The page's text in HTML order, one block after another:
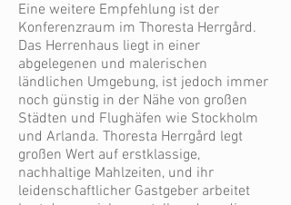
Eine weitere Empfehlung ist der
Konferenzraum im Thoresta Herrgård.
Das Herrenhaus liegt in einer
abgelegenen und malerischen
ländlichen Umgebung, ist jedoch immer
noch günstig in der Nähe von großen
Städten und Flughäfen wie Stockholm
und Arlanda. Thoresta Herrgård legt
großen Wert auf erstklassige,
nachhaltige Mahlzeiten, und ihr
leidenschaftlicher Gastgeber arbeitet